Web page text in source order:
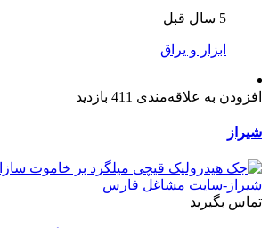
5 سال قبل
ابزار و یراق
افزودن به علاقه‌مندی 411 بازدید
شیراز
تماس بگیرید